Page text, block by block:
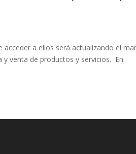
a ellos será actualizando el
venta de productos y servicios. En